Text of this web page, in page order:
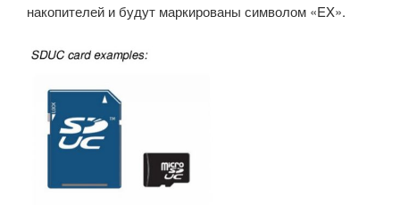
накопителей и будут маркированы символом «EX».